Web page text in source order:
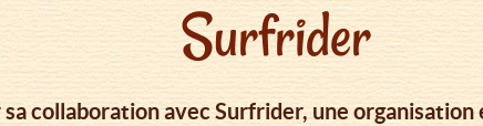
Surfrider
collaboration avec Surfrider, une organisation